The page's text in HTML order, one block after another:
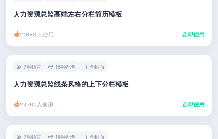
人力资源总监高端左右分栏简历模板
21658 人使用 立即使用
7种语言 16种配色 含封面
人力资源总监线条风格的上下分栏模板
24781 人使用 立即使用
7种语言 16种配色 含封面